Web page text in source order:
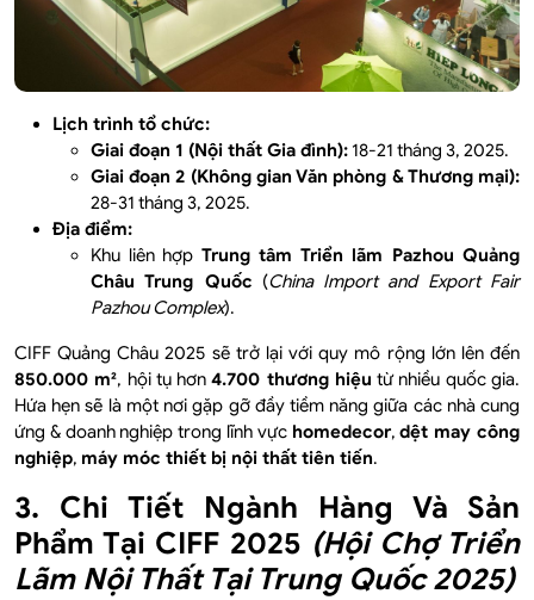
Lịch trình tổ chức:
Giai đoạn 1 (Nội thất Gia đình): 18-21 tháng 3, 2025.
Giai đoạn 2 (Không gian Văn phòng & Thương mại):
28-31 tháng 3, 2025.
Địa điểm:
Khu liên hợp Trung tâm Triển lãm Pazhou Quảng
Châu Trung Quốc (China Import and Export Fair
Pazhou Complex).
CIFF Quảng Châu 2025 sẽ trở lại với quy mô rộng lớn lên đến
850.000 m², hội tụ hơn4.700 thương hiệu từ nhiều quốc gia.
Hứa hẹn sẽ là một nơi gặp gỡ đầy tiềm năng giữa các nhà cung
ứng & doanh nghiệp trong lĩnh vực homedecor,dệt may công
nghiệp, máy móc thiết bị nội thất tiên tiến.
3. Chi Tiết Ngành Hàng Và Sản
Phẩm Tại CIFF 2025 (Hội Chợ Triển
Lãm Nội Thất Tại Trung Quốc 2025)